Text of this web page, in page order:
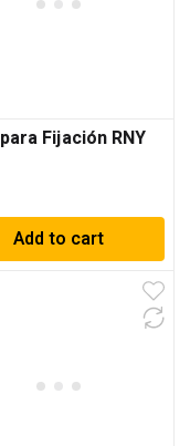
Fijación RNY
Add to cart